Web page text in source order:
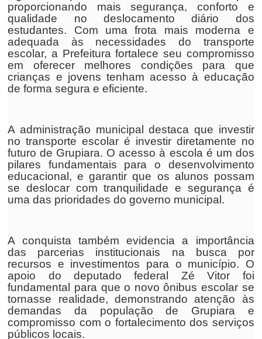
proporcionando mais segurança, conforto e
qualidade no deslocamento diário dos
estudantes. Com uma frota mais moderna e
adequada às necessidades do transporte
escolar, a Prefeitura fortalece seu compromisso
em oferecer melhores condições para que
crianças e jovens tenham acesso à educação
de forma segura e eficiente.
A administração municipal destaca que investir
no transporte escolar é investir diretamente no
futuro de Grupiara. O acesso à escola é um dos
pilares fundamentais para o desenvolvimento
educacional, e garantir que os alunos possam
se deslocar com tranquilidade e segurança é
uma das prioridades do governo municipal.
A conquista também evidencia a importância
das parcerias institucionais na busca por
recursos e investimentos para o município. O
apoio do deputado federal Zé Vitor foi
fundamental para que o novo ônibus escolar se
tornasse realidade, demonstrando atenção às
demandas da população de Grupiara e
compromisso com o fortalecimento dos serviços
públicos locais.